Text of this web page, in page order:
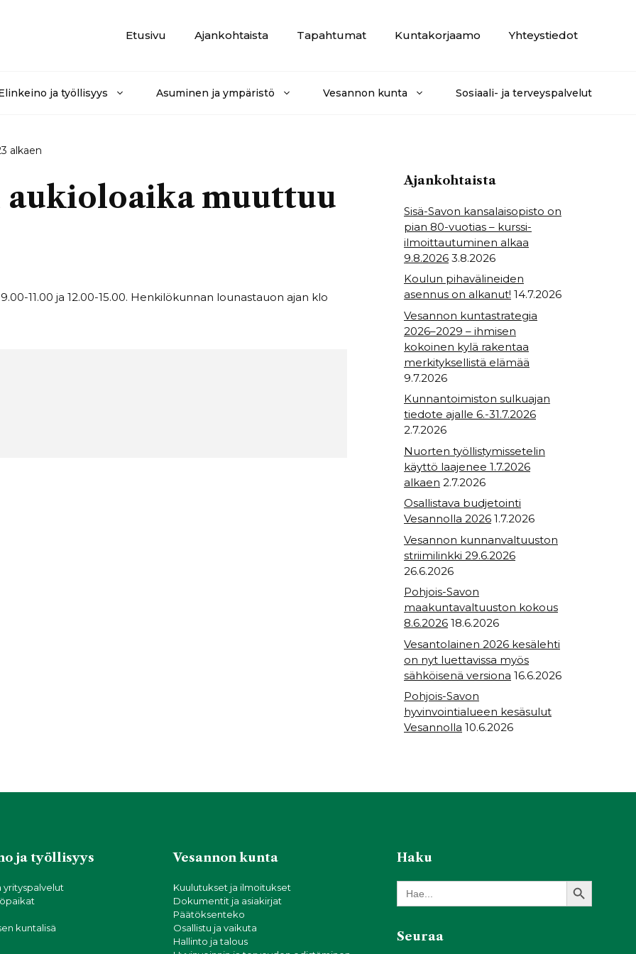
Etusivu
Ajankohtaista Tapahtumat Kuntakorjaamo Yhteystiedot
ja työllisyys Asuminen ja ympäristö Vesannon kunta Sosiaali- ja terveyspalvelut
alkaen
muuttuu
11.00 ja 12.00-15.00. Henkilökunnan lounastauon ajan klo
Ajankohtaista
Sisä-Savon kansalaisopisto on
pian 80-vuotias – kurssi-
ilmoittautuminen alkaa
9.8.2026 3.8.2026
Koulun pihavälineiden
asennus on alkanut! 14.7.2026
Vesannon kuntastrategia
2026–2029 – ihmisen
kokoinen kylä rakentaa
merkityksellistä elämää
9.7.2026
Kunnantoimiston sulkuajan
tiedote ajalle 6.-31.7.2026
2.7.2026
Nuorten työllistymissetelin
käyttö laajenee 1.7.2026
alkaen 2.7.2026
Osallistava budjetointi
Vesannolla 2026 1.7.2026
Vesannon kunnanvaltuuston
striimilinkki 29.6.2026
26.6.2026
Pohjois-Savon
maakuntavaltuuston kokous
8.6.2026 18.6.2026
Vesantolainen 2026 kesälehti
on nyt luettavissa myös
sähköisenä versiona 16.6.2026
Pohjois-Savon
hyvinvointialueen kesäsulut
Vesannolla 10.6.2026
ja työllisyys
yrityspalvelut
kuntalisä
Vesannon kunta
Kuulutukset ja ilmoitukset
Dokumentit ja asiakirjat
Päätöksenteko
Osallistu ja vaikuta
Hallinto ja talous
Haku
Search
for:
Search Button
Seuraa